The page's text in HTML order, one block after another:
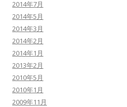
2014年7月
2014年5月
2014年3月
2014年2月
2014年1月
2013年2月
2010年5月
2010年1月
2009年11月